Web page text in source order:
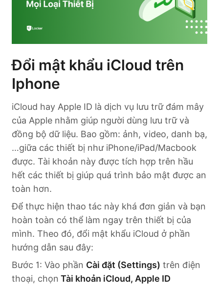
Đổi mật khẩu iCloud trên
Iphone
iCloud hay Apple ID là dịch vụ lưu trữ đám mây
của Apple nhằm giúp người dùng lưu trữ và
đồng bộ dữ liệu. Bao gồm: ảnh, video, danh bạ,
…giữa các thiết bị như iPhone/iPad/Macbook
được. Tài khoản này được tích hợp trên hầu
hết các thiết bị giúp quá trình bảo mật được an
toàn hơn.
Để thực hiện thao tác này khá đơn giản và bạn
hoàn toàn có thể làm ngay trên thiết bị của
mình. Theo đó, đổi mật khẩu iCloud ở phần
hướng dẫn sau đây:
Bước 1: Vào phần Cài đặt (Settings) trên điện
thoại, chọn Tài khoản iCloud, Apple ID